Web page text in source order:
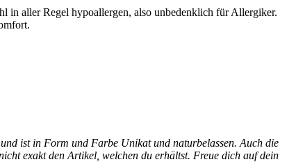
in aller Regel hypoallergen, also unbedenklich für Allergiker.
ist in Form und Farbe Unikat und naturbelassen. Auch die
exakt den Artikel, welchen du erhältst. Freue dich auf dein